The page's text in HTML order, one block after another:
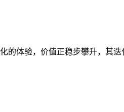
的体验，价值正稳步攀升，其